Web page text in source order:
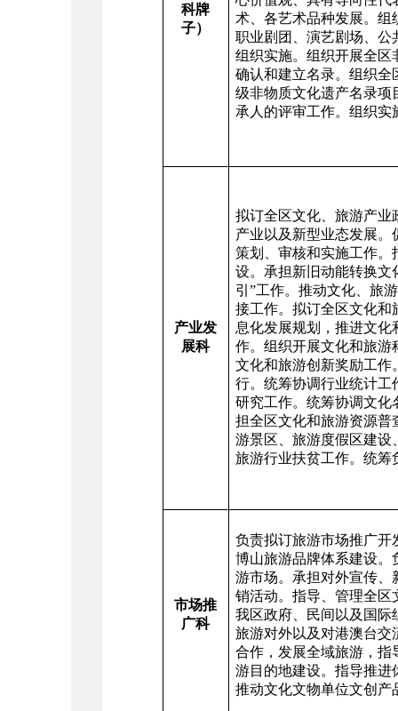
科牌
子）
术、各艺术品种发展。组
职业剧团、演艺剧场、公
组织实施。组织开展全区
确认和建立名录。组织全
级非物质文化遗产名录项
承人的评审工作。组织
产业发
展科
拟订全区文化、旅游产业
产业以及新型业态发展
策划、审核和实施工作。
设。承担新旧动能转换文
引”工作。推动文化、旅
接工作。拟订全区文化和
息化发展规划，推进文
作。组织开展文化和旅游
文化和旅游创新奖励工作
行。统筹协调行业统计工
研究工作。统筹协调文化
担全区文化和旅游资源普
游景区、旅游度假区建设
旅游行业扶贫工作。统筹
市场推
广科
负责拟订旅游市场推广开
博山旅游品牌体系建设。
游市场。承担对外宣传、
销活动。指导、管理全区
我区政府、民间以及国际
旅游对外以及对港澳台交
合作，发展全域旅游，指
游目的地建设。指导推进
推动文化文物单位文创产